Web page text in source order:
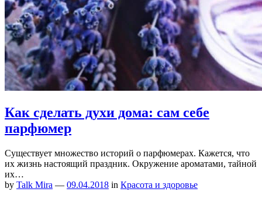
Как сделать духи дома: сам себе
парфюмер
Существует множество историй о парфюмерах. Кажется, что
их жизнь настоящий праздник. Окружение ароматами, тайной
их…
by Talk Mira — 09.04.2018 in Красота и здоровье